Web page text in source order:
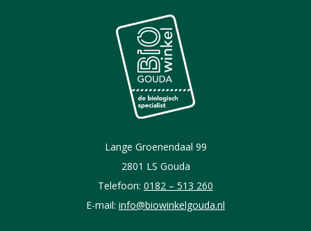
Lange Groenendaal 99
2801 LS Gouda
Telefoon: 0182 – 513 260
E-mail: info@biowinkelgouda.nl